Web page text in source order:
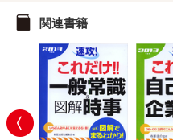
関連書籍